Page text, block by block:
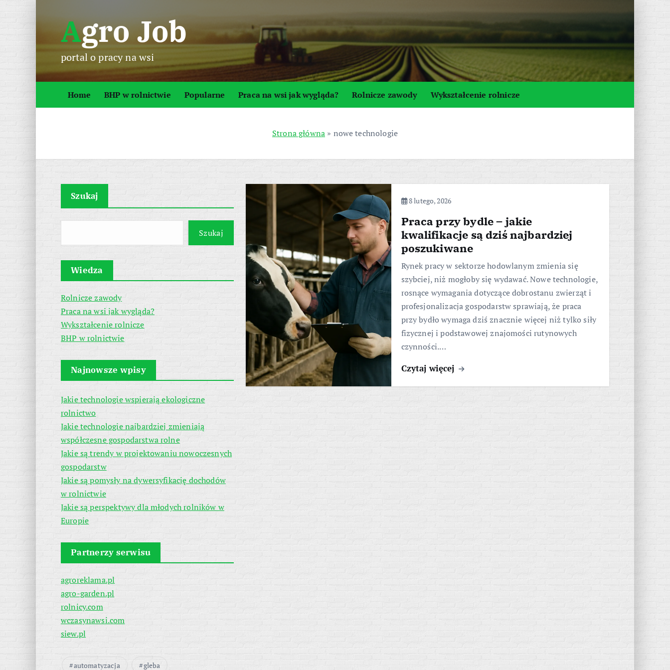
p
o
Agro Job
portal o pracy na wsi
Home BHP w rolnictwie Popularne Praca na wsi jak wygląda? Rolnicze zawody Wykształcenie rolnicze
Strona główna » nowe technologie
Szukaj
Szukaj
Wiedza
Rolnicze zawody
Praca na wsi jak wygląda?
Wykształcenie rolnicze
BHP w rolnictwie
Najnowsze wpisy
Jakie technologie wspierają ekologiczne
rolnictwo
Jakie technologie najbardziej zmieniają
współczesne gospodarstwa rolne
Jakie są trendy w projektowaniu nowoczesnych
gospodarstw
Jakie są pomysły na dywersyfikację dochodów
w rolnictwie
Jakie są perspektywy dla młodych rolników w
Europie
Partnerzy serwisu
agroreklama.pl
agro-garden.pl
rolnicy.com
wczasynawsi.com
siew.pl
automatyzacja gleba
8 lutego, 2026
Praca przy bydle – jakie
kwalifikacje są dziś najbardziej
poszukiwane
Rynek pracy w sektorze hodowlanym zmienia się
szybciej, niż mogłoby się wydawać. Nowe technologie,
rosnące wymagania dotyczące dobrostanu zwierząt i
profesjonalizacja gospodarstw sprawiają, że praca
przy bydło wymaga dziś znacznie więcej niż tylko siły
fizycznej i podstawowej znajomości rutynowych
czynności.…
Czytaj więcej